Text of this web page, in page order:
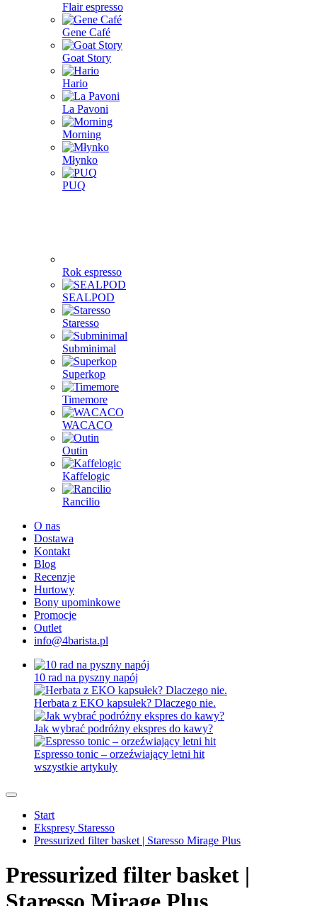
Flair espresso
Gene Café
Goat Story
Hario
La Pavoni
Morning
Młynko
PUQ
Rok espresso
SEALPOD
Staresso
Subminimal
Superkop
Timemore
WACACO
Outin
Kaffelogic
Rancilio
O nas
Dostawa
Kontakt
Blog
Recenzje
Hurtowy
Bony upominkowe
Promocje
Outlet
info@4barista.pl
10 rad na pyszny napój
Herbata z EKO kapsułek? Dlaczego nie.
Jak wybrać podróżny ekspres do kawy?
Espresso tonic – orzeźwiający letni hit
wszystkie artykuły
Start
Ekspresy Staresso
Pressurized filter basket | Staresso Mirage Plus
Pressurized filter basket |